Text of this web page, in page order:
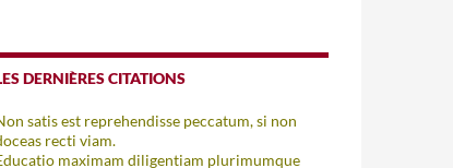
DERNIÈRES CITATIONS
satis est reprehendisse peccatum, si non
recti viam.
maximam diligentiam plurimumque